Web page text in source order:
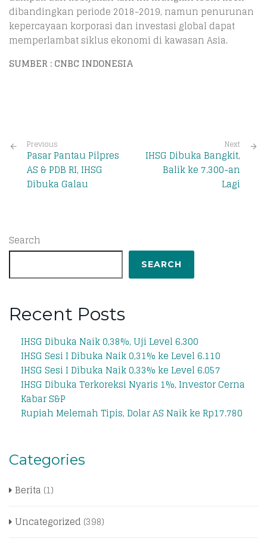
dibandingkan periode 2018-2019, namun penurunan
kepercayaan korporasi dan investasi global dapat
memperlambat siklus ekonomi di kawasan Asia.
SUMBER : CNBC INDONESIA
Previous
Pasar Pantau Pilpres
AS & PDB RI, IHSG
Dibuka Galau
Next
IHSG Dibuka Bangkit,
Balik ke 7.300-an
Lagi
Search
SEARCH
Recent Posts
IHSG Dibuka Naik 0,38%, Uji Level 6.300
IHSG Sesi I Dibuka Naik 0,31% ke Level 6.110
IHSG Sesi I Dibuka Naik 0,33% ke Level 6.057
IHSG Dibuka Terkoreksi Nyaris 1%, Investor Cerna
Kabar S&P
Rupiah Melemah Tipis, Dolar AS Naik ke Rp17.780
Categories
Berita (1)
Uncategorized (398)